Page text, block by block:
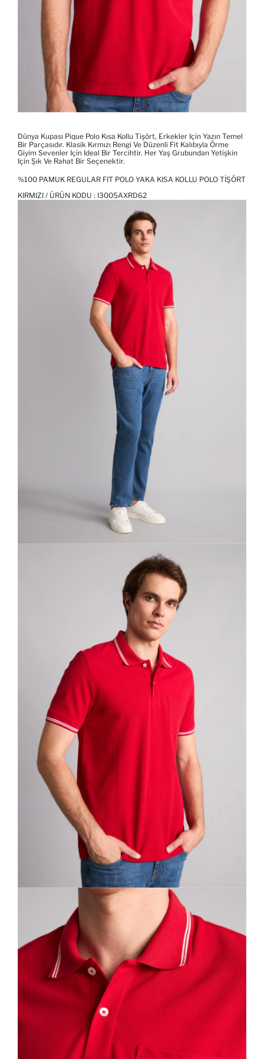
Dünya Kupası Pique Polo Kısa Kollu Tişört, Erkekler Için Yazın Temel
Bir Parçasıdır. Klasik Kırmızı Rengi Ve Düzenli Fit Kalıbıyla Örme
Giyim Sevenler Için Ideal Bir Tercihtir. Her Yaş Grubundan Yetişkin
Için Şık Ve Rahat Bir Seçenektir.
%100 PAMUK REGULAR FIT POLO YAKA KISA KOLLU POLO TIŞÖRT
KIRMIZI / ÜRÜN KODU : I3005AXRD62